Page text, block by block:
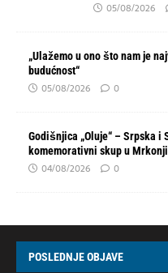
05/08/2026
„Ulažemo u ono što nam je
budućnost“
05/08/2026 0
Godišnjica „Oluje“ – Srpska
komemorativni skup u
04/08/2026 0
POSLEDNJE OBJAVE